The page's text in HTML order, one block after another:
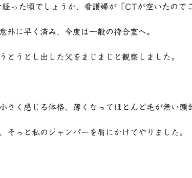
った頃でしょうか、看護婦が「CTが空いたので
外に早く済み、今度は一般の待合室へ。
とうとし出した父をまじまじと観察しました。
さく感じる体格、薄くなってほとんど毛が無い頭
そっと私のジャンパーを肩にかけてやりました。